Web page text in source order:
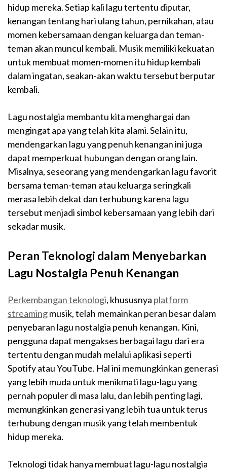
hidup mereka. Setiap kali lagu tertentu diputar,
kenangan tentang hari ulang tahun, pernikahan, atau
momen kebersamaan dengan keluarga dan teman-
teman akan muncul kembali. Musik memiliki kekuatan
untuk membuat momen-momen itu hidup kembali
dalam ingatan, seakan-akan waktu tersebut berputar
kembali.
Lagu nostalgia membantu kita menghargai dan
mengingat apa yang telah kita alami. Selain itu,
mendengarkan lagu yang penuh kenangan ini juga
dapat memperkuat hubungan dengan orang lain.
Misalnya, seseorang yang mendengarkan lagu favorit
bersama teman-teman atau keluarga seringkali
merasa lebih dekat dan terhubung karena lagu
tersebut menjadi simbol kebersamaan yang lebih dari
sekadar musik.
Peran Teknologi dalam Menyebarkan
Lagu Nostalgia Penuh Kenangan
Perkembangan teknologi, khususnya platform
streamingmusik, telah memainkan peran besar dalam
penyebaran lagu nostalgia penuh kenangan. Kini,
pengguna dapat mengakses berbagai lagu dari era
tertentu dengan mudah melalui aplikasi seperti
Spotify atau YouTube. Hal ini memungkinkan generasi
yang lebih muda untuk menikmati lagu-lagu yang
pernah populer di masa lalu, dan lebih penting lagi,
memungkinkan generasi yang lebih tua untuk terus
terhubung dengan musik yang telah membentuk
hidup mereka.
Teknologi tidak hanya membuat lagu-lagu nostalgia